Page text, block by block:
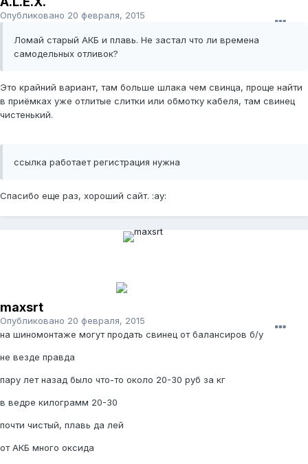
Опубликовано 20 февраля, 2015
Ломай старый АКБ и плавь. Не застал что ли времена
самодельных отливок?
Это крайний вариант, там больше шлака чем свинца, проще найти
в приёмках уже отлитые слитки или обмотку кабеля, там свинец
чистенький.
ссылка работает регистрация нужна
Спасибо еще раз, хороший сайт. :ay:
maxsrt
Опубликовано 20 февраля, 2015
на шиномонтаже могут продать свинец от балансиров б/у
не везде правда
пару лет назад было что-то около 20-30 руб за кг
в ведре килограмм 20-30
почти чистый, плавь да лей
от АКБ много оксида